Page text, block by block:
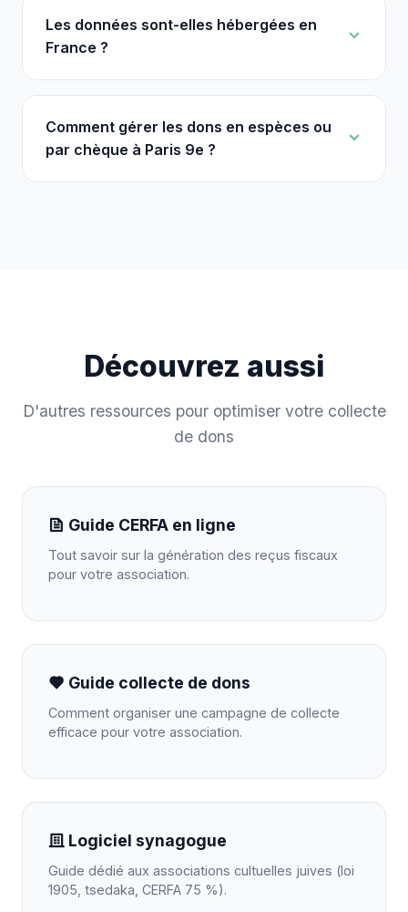
Les données sont-elles hébergées en
France ?
Comment gérer les dons en espèces ou
par chèque à Paris 9e ?
Découvrez aussi
D'autres ressources pour optimiser votre collecte
de dons
Guide CERFA en ligne
Tout savoir sur la génération des reçus fiscaux
pour votre association.
Guide collecte de dons
Comment organiser une campagne de collecte
efficace pour votre association.
Logiciel synagogue
Guide dédié aux associations cultuelles juives (loi
1905, tsedaka, CERFA 75 %).